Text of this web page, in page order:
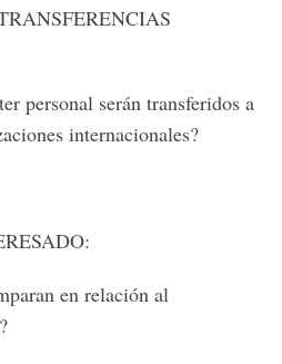
personal serán transferidos a
internacionales?
en relación al